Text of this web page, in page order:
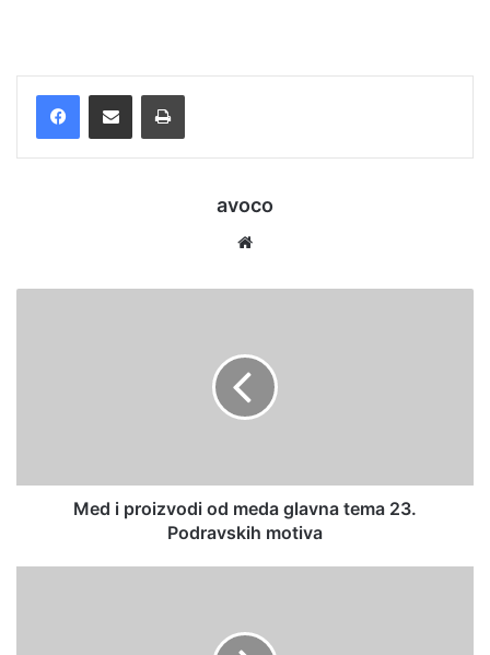
avoco
te
Med i proizvodi od meda glavna tema 23.
Podravskih motiva